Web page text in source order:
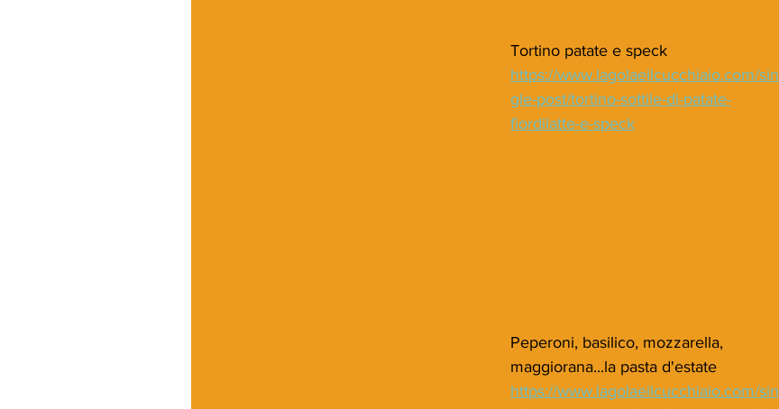
Tortino patate e speck
https://www.lagolaeilcucchiaio.com/sin
gle-post/tortino-sottile-di-patate-
fiordilatte-e-speck
Peperoni, basilico, mozzarella,
maggiorana...la pasta d'estate
https://www.lagolaeilcucchiaio.com/sin